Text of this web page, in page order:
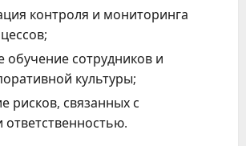
контроля и мониторинга
обучение сотрудников и
культуры;
рисков, связанных с